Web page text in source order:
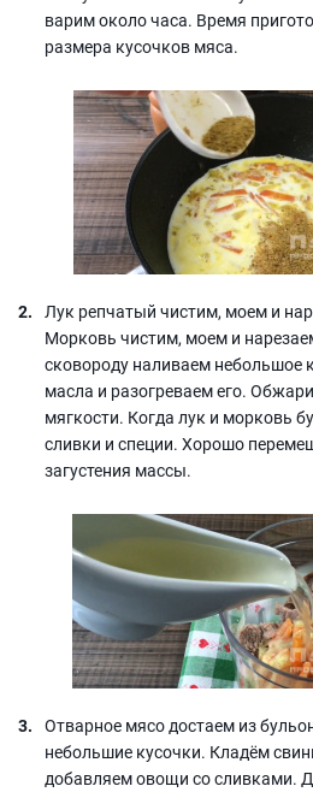
варим около часа. Время
размера кусочков мяса.
Лук репчатый чистим, моем и
Морковь чистим, моем и
сковороду наливаем небольшое
масла и разогреваем его.
мягкости. Когда лук и морковь
сливки и специи. Хорошо
загустения массы.
Отварное мясо достаем из
небольшие кусочки. Кладём
добавляем овощи со сливками.